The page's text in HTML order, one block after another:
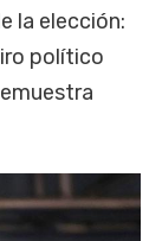
la elección:
político